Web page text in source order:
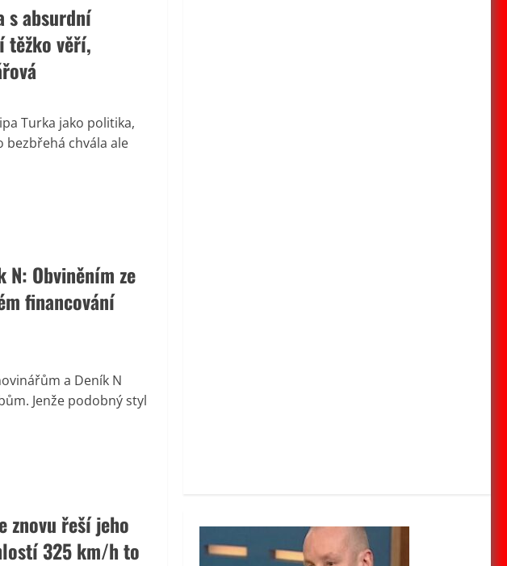
s absurdní
těžko věří,
Turka jako politika,
bezbřehá chvála ale
Obviněním ze
financování
a Deník N
Jenže podobný styl
znovu řeší jeho
325 km/h to